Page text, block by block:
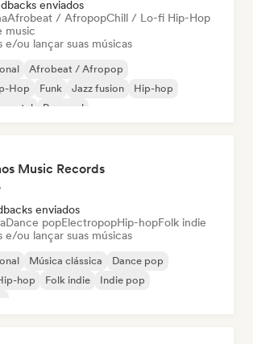
enviados
Afrobeat / AfropopChill / Lo-fi Hip-Hop
music
e/ou lançar suas músicas
Afrobeat / Afropop
Hop
Funk Jazz fusion
Hip-hop
Pop soul
Music Records
enviados
Dance popElectropopHip-hopFolk indie
e/ou lançar suas músicas
Música clássica
Dance pop
hop Folk indie
Indie pop